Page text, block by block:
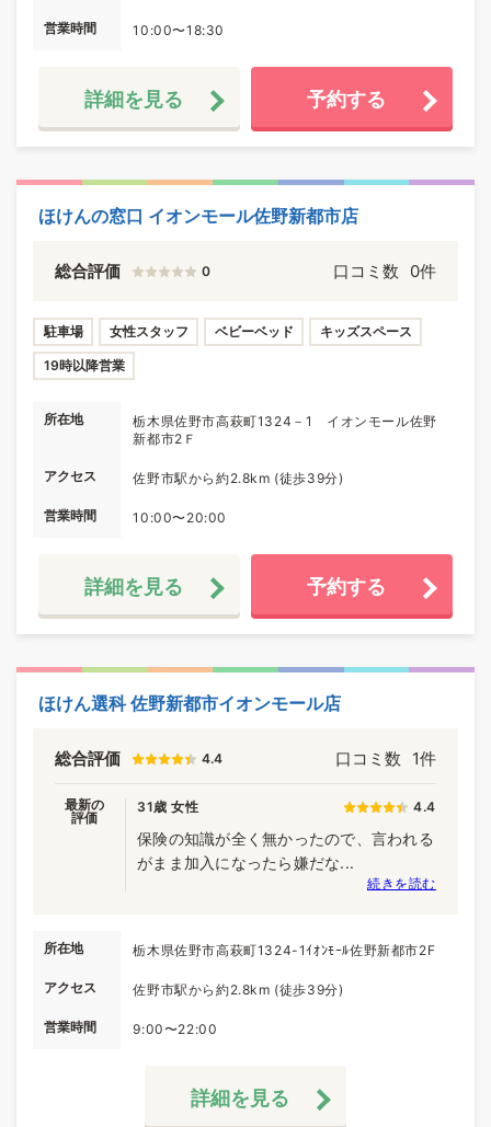
営業時間 10:00〜18:30
詳細を見る 予約する
ほけんの窓口 イオンモール佐野新都市店
総合評価 0 口コミ数 0件
駐車場 女性スタッフ ベビーベッド キッズスペース
19時以降営業
所在地
栃木県佐野市高萩町1324－1 イオンモール佐野
新都市2Ｆ
アクセス 佐野市駅から約2.8km (徒歩39分)
営業時間 10:00〜20:00
詳細を見る 予約する
ほけん選科 佐野新都市イオンモール店
総合評価 4.4 口コミ数 1件
最新の
評価
31歳 女性 4.4
保険の知識が全く無かったので、言われる
がまま加入になったら嫌だな...
続きを読む
所在地 栃木県佐野市高萩町1324-1ｲｵﾝﾓｰﾙ佐野新都市2F
アクセス 佐野市駅から約2.8km (徒歩39分)
営業時間 9:00〜22:00
詳細を見る